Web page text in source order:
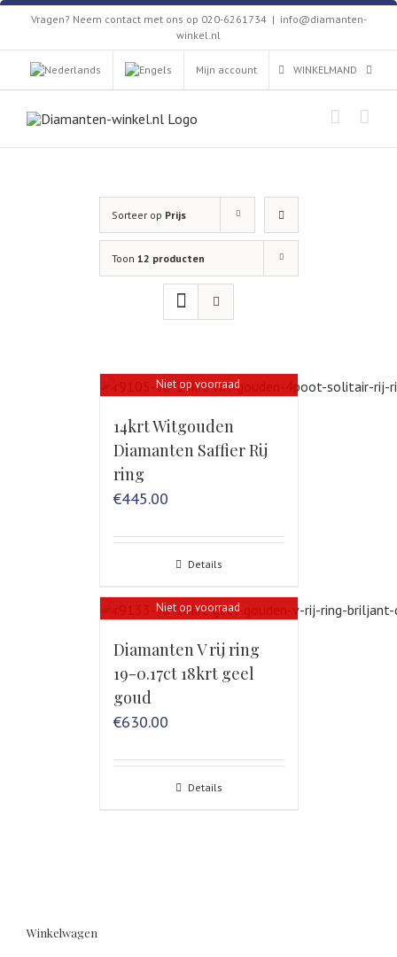
Skip
content
Vragen? Neem contact met ons op 020-6261734 | info@diamanten-
winkel.nl
Mijn account WINKELMAND
Sorteer op Prijs
Toon 12 producten
Niet op voorraad
14krt Witgouden
Diamanten Saffier Rij
ring
€445.00
Details
Niet op voorraad
Diamanten V rij ring
19-0.17ct 18krt geel
goud
€630.00
Details
Winkelwagen